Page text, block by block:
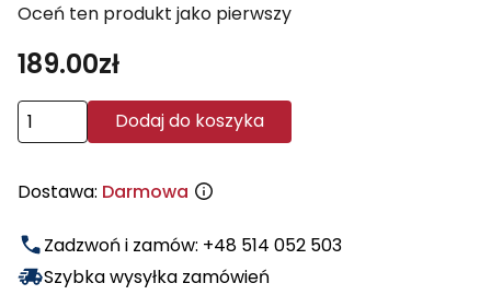
Oceń ten produkt jako pierwszy
189.00zł
ilość
Midwest
nożyce
blachy
25cm
Dodaj do koszyka
Dostawa: Darmowa
Zadzwoń i zamów: +48 514 052 503
Szybka wysyłka zamówień